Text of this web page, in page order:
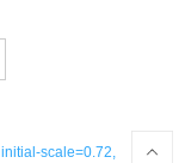
scale=0.72,